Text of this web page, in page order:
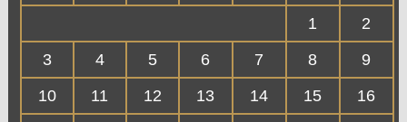
1
2
3
4 5 6 7 8
9
10
11 12 13 14 15
16